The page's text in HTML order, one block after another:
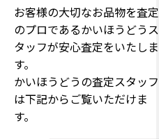
お客様の大切なお品物を査定
のプロであるかいほうどうス
タッフが安心査定をいたしま
す。
かいほうどうの査定スタッフ
は下記からご覧いただけま
す。